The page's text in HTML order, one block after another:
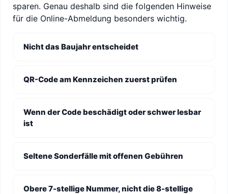
sparen. Genau deshalb sind die folgenden Hinweise
für die Online-Abmeldung besonders wichtig.
Nicht das Baujahr entscheidet
QR-Code am Kennzeichen zuerst prüfen
Wenn der Code beschädigt oder schwer lesbar
ist
Seltene Sonderfälle mit offenen Gebühren
Obere 7-stellige Nummer, nicht die 8-stellige